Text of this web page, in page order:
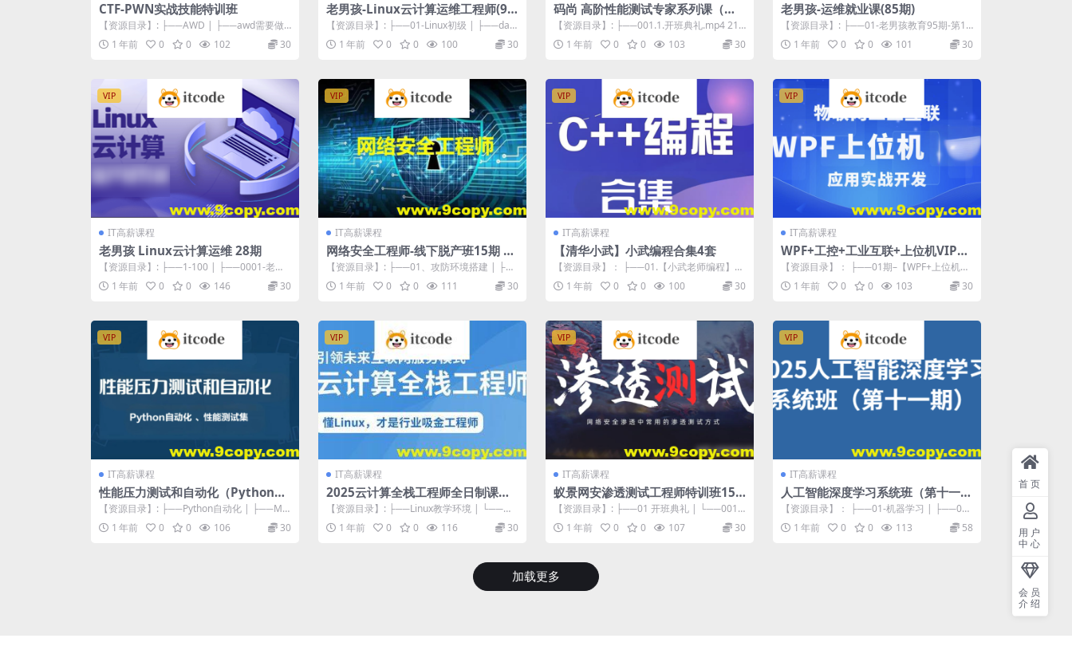
CTF-PWN实战技能特训班
【资源目录】: ├──AWD | ├──awd需要做
的工作.mp4 489.88...
1 年前 0 0 102 30
老男孩-Linux云计算运维工程师(92
期)
【资源目录】: ├──01-Linux初级 | ├──day
01-老男孩92期-...
1 年前 0 0 100 30
码尚 高阶性能测试专家系列课（压
测，监控，分析，调优）
【资源目录】: ├──001.1.开班典礼.mp4 21
3.82M ├──002...
1 年前 0 0 103 30
老男孩-运维就业课(85期)
【资源目录】: ├──01-老男孩教育95期-第1
阶段-基础建设-fundeme...
1 年前 0 0 101 30
VIP
IT高薪课程
老男孩 Linux云计算运维 28期
【资源目录】: ├──1-100 | ├──0001-老学
员学习方法心得分享说明...
1 年前 0 0 146 30
VIP
IT高薪课程
网络安全工程师-线下脱产班15期 –
带源码课件
【资源目录】: ├──01、攻防环境搭建 | ├─
─01.mp4 153.49M...
1 年前 0 0 111 30
VIP
IT高薪课程
【清华小武】小武编程合集4套
【资源目录】： ├──01.【小武老师编程】L1
+L2-C++编程-零基础班【源...
1 年前 0 0 100 30
VIP
IT高薪课程
WPF+工控+工业互联+上位机VIP第
1-3期+最新
【资源目录】： ├──01期–【WPF+上位机
+工业互联高薪VIP第...
1 年前 0 0 103 30
VIP
IT高薪课程
性能压力测试和自动化（Python自
动化 、性能测试集）
【资源目录】: ├──Python自动化 | ├──Mo
ck工具学习视频 | |...
1 年前 0 0 106 30
VIP
IT高薪课程
2025云计算全栈工程师全日制课程V
16
【资源目录】: ├──Linux教学环境 | └──云
计算学院2024 | | ...
1 年前 0 0 116 30
VIP
IT高薪课程
蚁景网安渗透测试工程师特训班15
期
【资源目录】: ├──01 开班典礼 | └──001.
渗透测试开班典礼.mp4...
1 年前 0 0 107 30
VIP
IT高薪课程
人工智能深度学习系统班（第十一
期）
【资源目录】： ├──01-机器学习 | ├──01-
第一模块：Python快速...
1 年前 0 0 113 58
加载更多
首页
用户
中心
会员
介绍